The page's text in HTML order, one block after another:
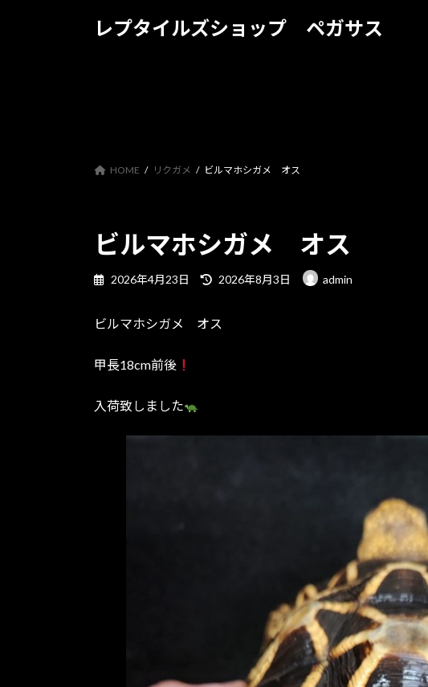
レプタイルズショップ ペガサス
HOME リクガメ ビルマホシガメ オス
ビルマホシガメ オス
2026年4月23日
最
新
2026年8月3日 admin
ビルマホシガメ オス
甲長18cm前後
入荷致しました